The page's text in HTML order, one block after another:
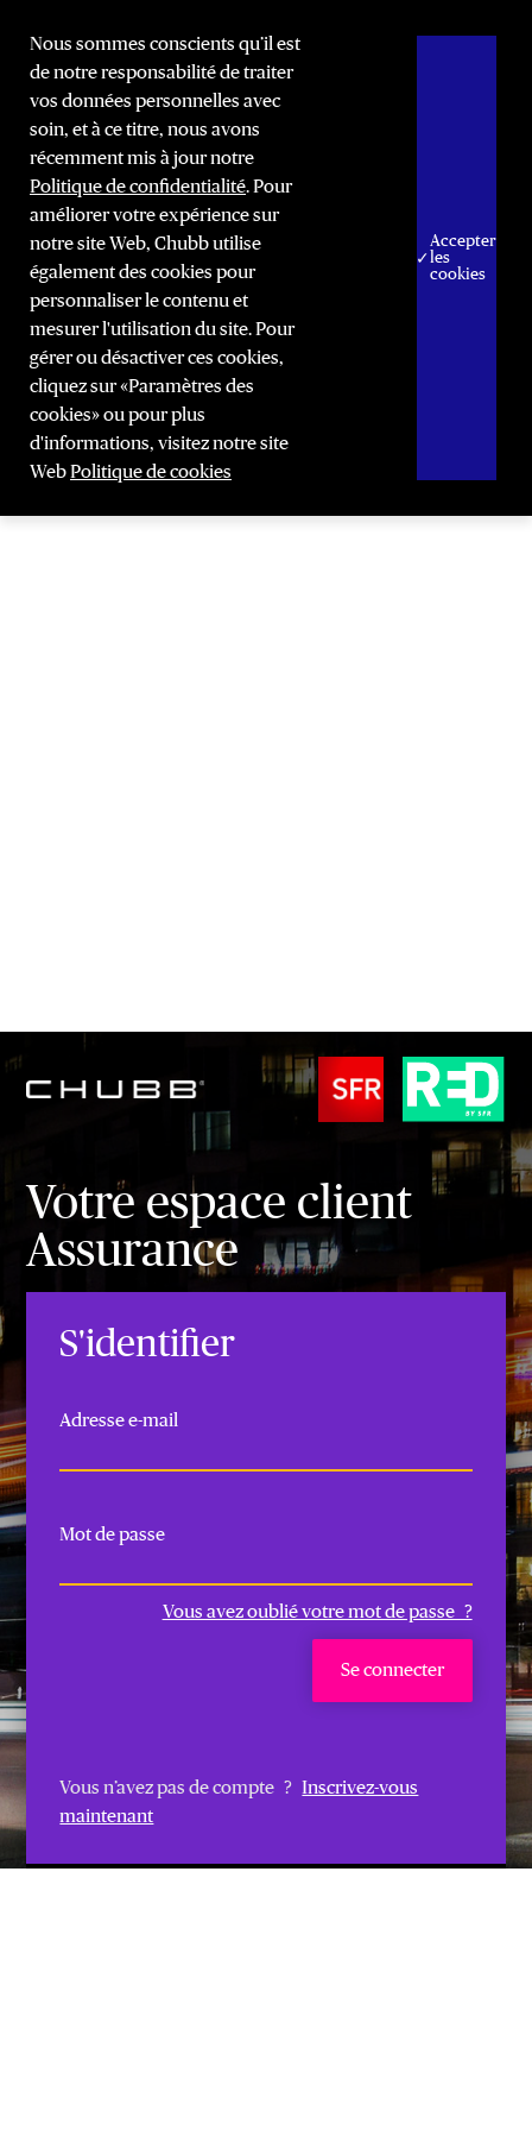
Nous sommes conscients qu’il est
de notre responsabilité de traiter
vos données personnelles avec
soin, et à ce titre, nous avons
récemment mis à jour notre
Politique de confidentialité. Pour
améliorer votre expérience sur
notre site Web, Chubb utilise
également des cookies pour
personnaliser le contenu et
mesurer l'utilisation du site. Pour
gérer ou désactiver ces cookies,
cliquez sur «Paramètres des
cookies» ou pour plus
d'informations, visitez notre site
WebPolitique de cookies
Accepter
les
cookies
Votre espace client
Assurance
S'identifier
Adresse e-mail
Mot de passe
Vous avez oublié votre mot de passe ?
Se connecter
Vous n’avez pas de compte ? Inscrivez-vous
maintenant